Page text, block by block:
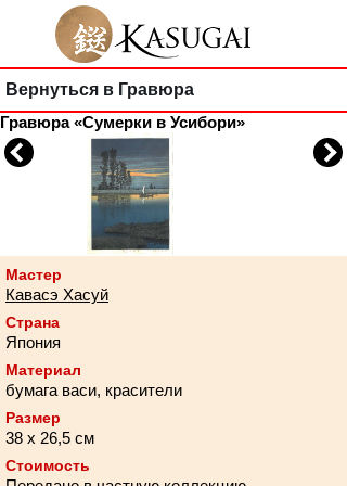
Вернуться в Гравюра
Гравюра «Сумерки в Усибори»
Previous
Мастер
Кавасэ Хасуй
Страна
Япония
Материал
бумага васи, красители
Размер
38 х 26,5 см
Стоимость